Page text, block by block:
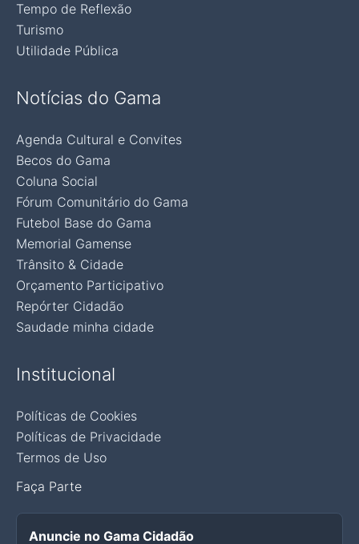
Tempo de Reflexão
Turismo
Utilidade Pública
Notícias do Gama
Agenda Cultural e Convites
Becos do Gama
Coluna Social
Fórum Comunitário do Gama
Futebol Base do Gama
Memorial Gamense
Trânsito & Cidade
Orçamento Participativo
Repórter Cidadão
Saudade minha cidade
Institucional
Políticas de Cookies
Políticas de Privacidade
Termos de Uso
Faça Parte
Anuncie no Gama Cidadão